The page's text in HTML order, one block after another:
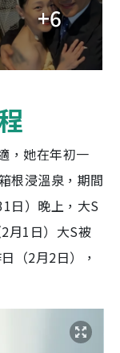
+6
，她在年初一
根浸溫泉，期間
日）晚上，大S
月1日）大S被
（2月2日），